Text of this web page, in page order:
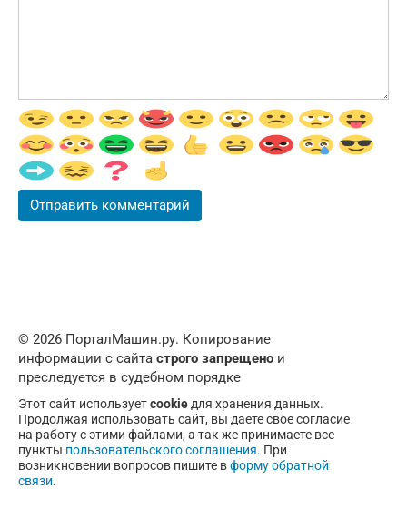
© 2026 ПорталМашин.ру. Копирование
информации с сайта строго запрещено и
преследуется в судебном порядке
Этот сайт используетcookieдля хранения данных.
Продолжая использовать сайт, вы даете свое согласие
на работу с этими файлами, а так же принимаете все
пункты пользовательского соглашения. При
возникновении вопросов пишите вформу обратной
связи.